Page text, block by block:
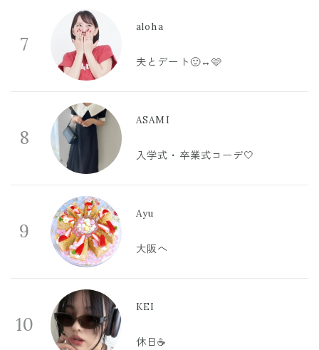
7
aloha
夫とデート🙂‍↔️🩷
8
ASAMI
入学式・卒業式コーデ🤍
9
Ayu
大阪へ
10
KEI
休日☕️